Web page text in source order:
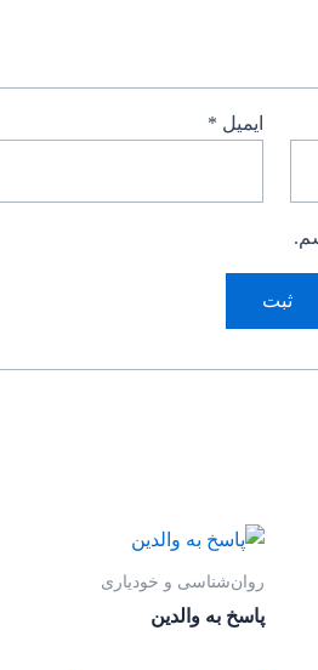
ایمیل *
روان‌‌شناسی و خودیاری
پاسخ به والدین